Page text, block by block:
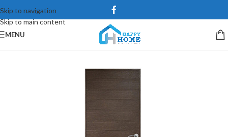
Skip to navigation
Skip to main content
MENU